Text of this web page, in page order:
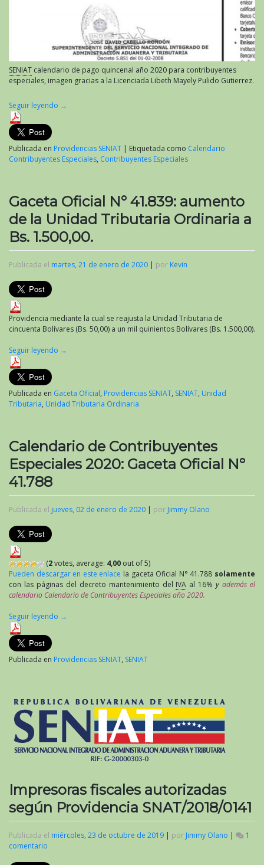
SENIAT calendario de pago quincenal año 2020 para contribuyentes
especiales, imagen gracias a la Licenciada Libeth Mayely Pulido Gutierrez.
Seguir leyendo →
Publicada en Providencias SENIAT | Etiquetada como Calendario
Contribuyentes Especiales, Contribuyentes Especiales
Gaceta Oficial N° 41.839: aumento
de la Unidad Tributaria Ordinaria a
Bs. 1.500,00.
Publicada el martes, 21 de enero de 2020 | por Kevin
Providencia mediante la cual se reajusta la Unidad Tributaria de
cincuenta Bolívares (Bs. 50,00) a un mil quinientos Bolívares (Bs. 1.500,00).
Seguir leyendo →
Publicada en Gaceta Oficial, Providencias SENIAT, SENIAT, Unidad
Tributaria, Unidad Tributaria Ordinaria
Calendario de Contribuyentes
Especiales 2020: Gaceta Oficial N°
41.788
Publicada el jueves, 02 de enero de 2020 | por Jimmy Olano
(2votes, average: 4,00 out of 5)
Pueden descargar en este enlace la gaceta Oficial N° 41.788 solamente
con las páginas del decreto mantenimiento del IVA al 16%yademás el
calendario Calendario de Contribuyentes Especiales año 2020.
Seguir leyendo →
Publicada en Providencias SENIAT, SENIAT
Impresoras fiscales autorizadas
según Providencia SNAT/2018/0141
Publicada el miércoles, 23 de octubre de 2019 | por Jimmy Olano |
1
comentario